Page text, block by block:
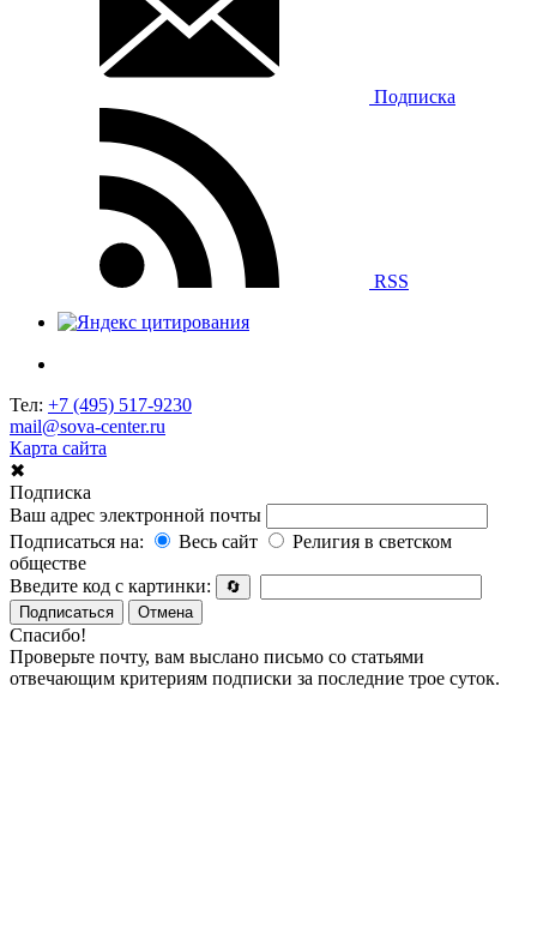
Подписка
RSS
Тел: +7 (495) 517-9230
mail@sova-center.ru
Карта сайта
✖
Подписка
Ваш адрес электронной почты
Подписаться на:
Весь сайт
Религия в светском
обществе
Введите код с картинки:
🔄
Подписаться
Отмена
Спасибо!
Проверьте почту, вам выслано письмо со статьями
отвечающим критериям подписки за последние трое суток.